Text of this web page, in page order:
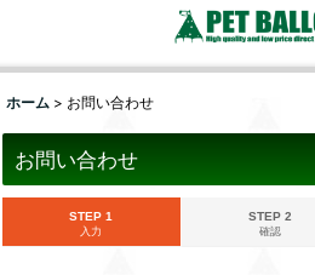
ホーム > お問い合わせ
お問い合わせ
STEP 1
入力
STEP 2
確認